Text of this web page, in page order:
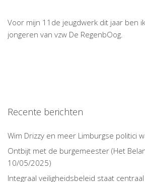
Voor mijn 11de jeugdwerk dit jaar ben
jongeren van vzw De RegenbOog.
Recente berichten
Wim Drizzy en meer Limburgse politici
Ontbijt met de burgemeester (Het
10/05/2025)
Integraal veiligheidsbeleid staat